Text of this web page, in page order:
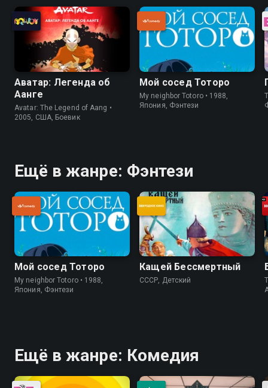
Аватар: Легенда об
Аанге
Avatar: The Legend of Aang •
2005, США, Боевик
Мой сосед Тоторо
My neighbor Totoro • 1988,
Япония, Фэнтези
Ещё в жанре: Фэнтези
Мой сосед Тоторо
My neighbor Totoro • 1988,
Япония, Фэнтези
Кащей Бессмертный
СССР, Детский
Ещё в жанре: Комедия